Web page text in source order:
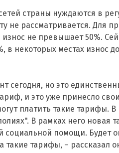
страны нуждаются в
не рассматривается. Для
не превышает 50%.
некоторых местах износ
сегодня, но это
и это уже принесло
платить такие тарифы.
В рамках него новая
социальной помощи. Будет
такие тарифы, – рассказал